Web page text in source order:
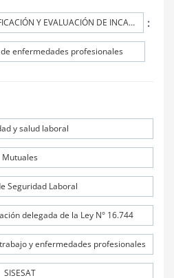
LIBRO III. DENUNCIA, CALIFICACIÓN Y EVALUACIÓN DE INCAPACIDADES PERMANENTES :
de enfermedades profesionales
y salud laboral
Mutuales
Seguridad Laboral
delegada de la Ley N° 16.744
y enfermedades profesionales
SISESAT